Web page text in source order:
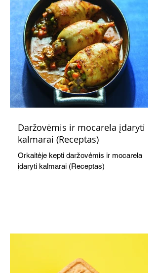
Daržovėmis ir mocarela įdaryti
kalmarai (Receptas)
Orkaitėje kepti daržovėmis ir mocarela
įdaryti kalmarai (Receptas)